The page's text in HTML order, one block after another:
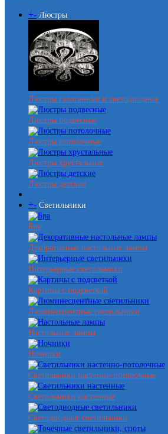
+- Люстры
Люстры галогенные и светодиодные
Люстры подвесные
Люстры потолочные
Люстры хрустальные
Люстры детские
+- Светильники
Бра
Декоративные настольные лампы
Интерьерные светильники
Картины с подсветкой
Люминесцентные светильники
Настольные лампы
Ночники
Светильники настенно-потолочные
Светильники настенные
Светодиодные светильники